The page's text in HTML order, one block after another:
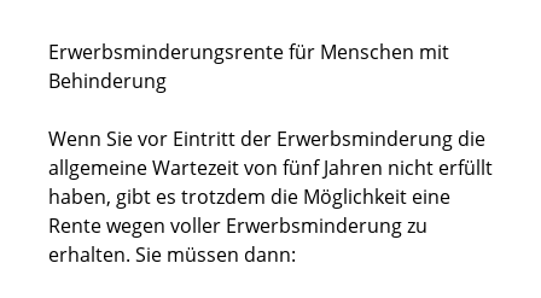
Erwerbsminderungsrente für Menschen mit
Behinderung
Wenn Sie vor Eintritt der Erwerbsminderung die
allgemeine Wartezeit von fünf Jahren nicht erfüllt
haben, gibt es trotzdem die Möglichkeit eine
Rente wegen voller Erwerbsminderung zu
erhalten. Sie müssen dann: